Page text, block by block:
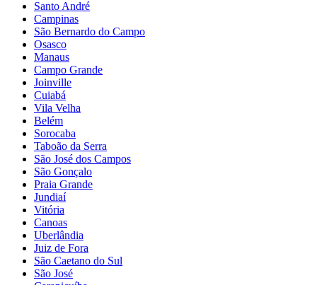
Santo André
Campinas
São Bernardo do Campo
Osasco
Manaus
Campo Grande
Joinville
Cuiabá
Vila Velha
Belém
Sorocaba
Taboão da Serra
São José dos Campos
São Gonçalo
Praia Grande
Jundiaí
Vitória
Canoas
Uberlândia
Juiz de Fora
São Caetano do Sul
São José